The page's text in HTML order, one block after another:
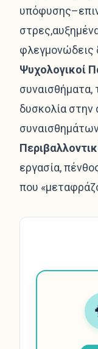
φλεγμονώδεις
Ψυχολογικοί
συναισθήματα,
δυσκολία στην
εργασία,
που